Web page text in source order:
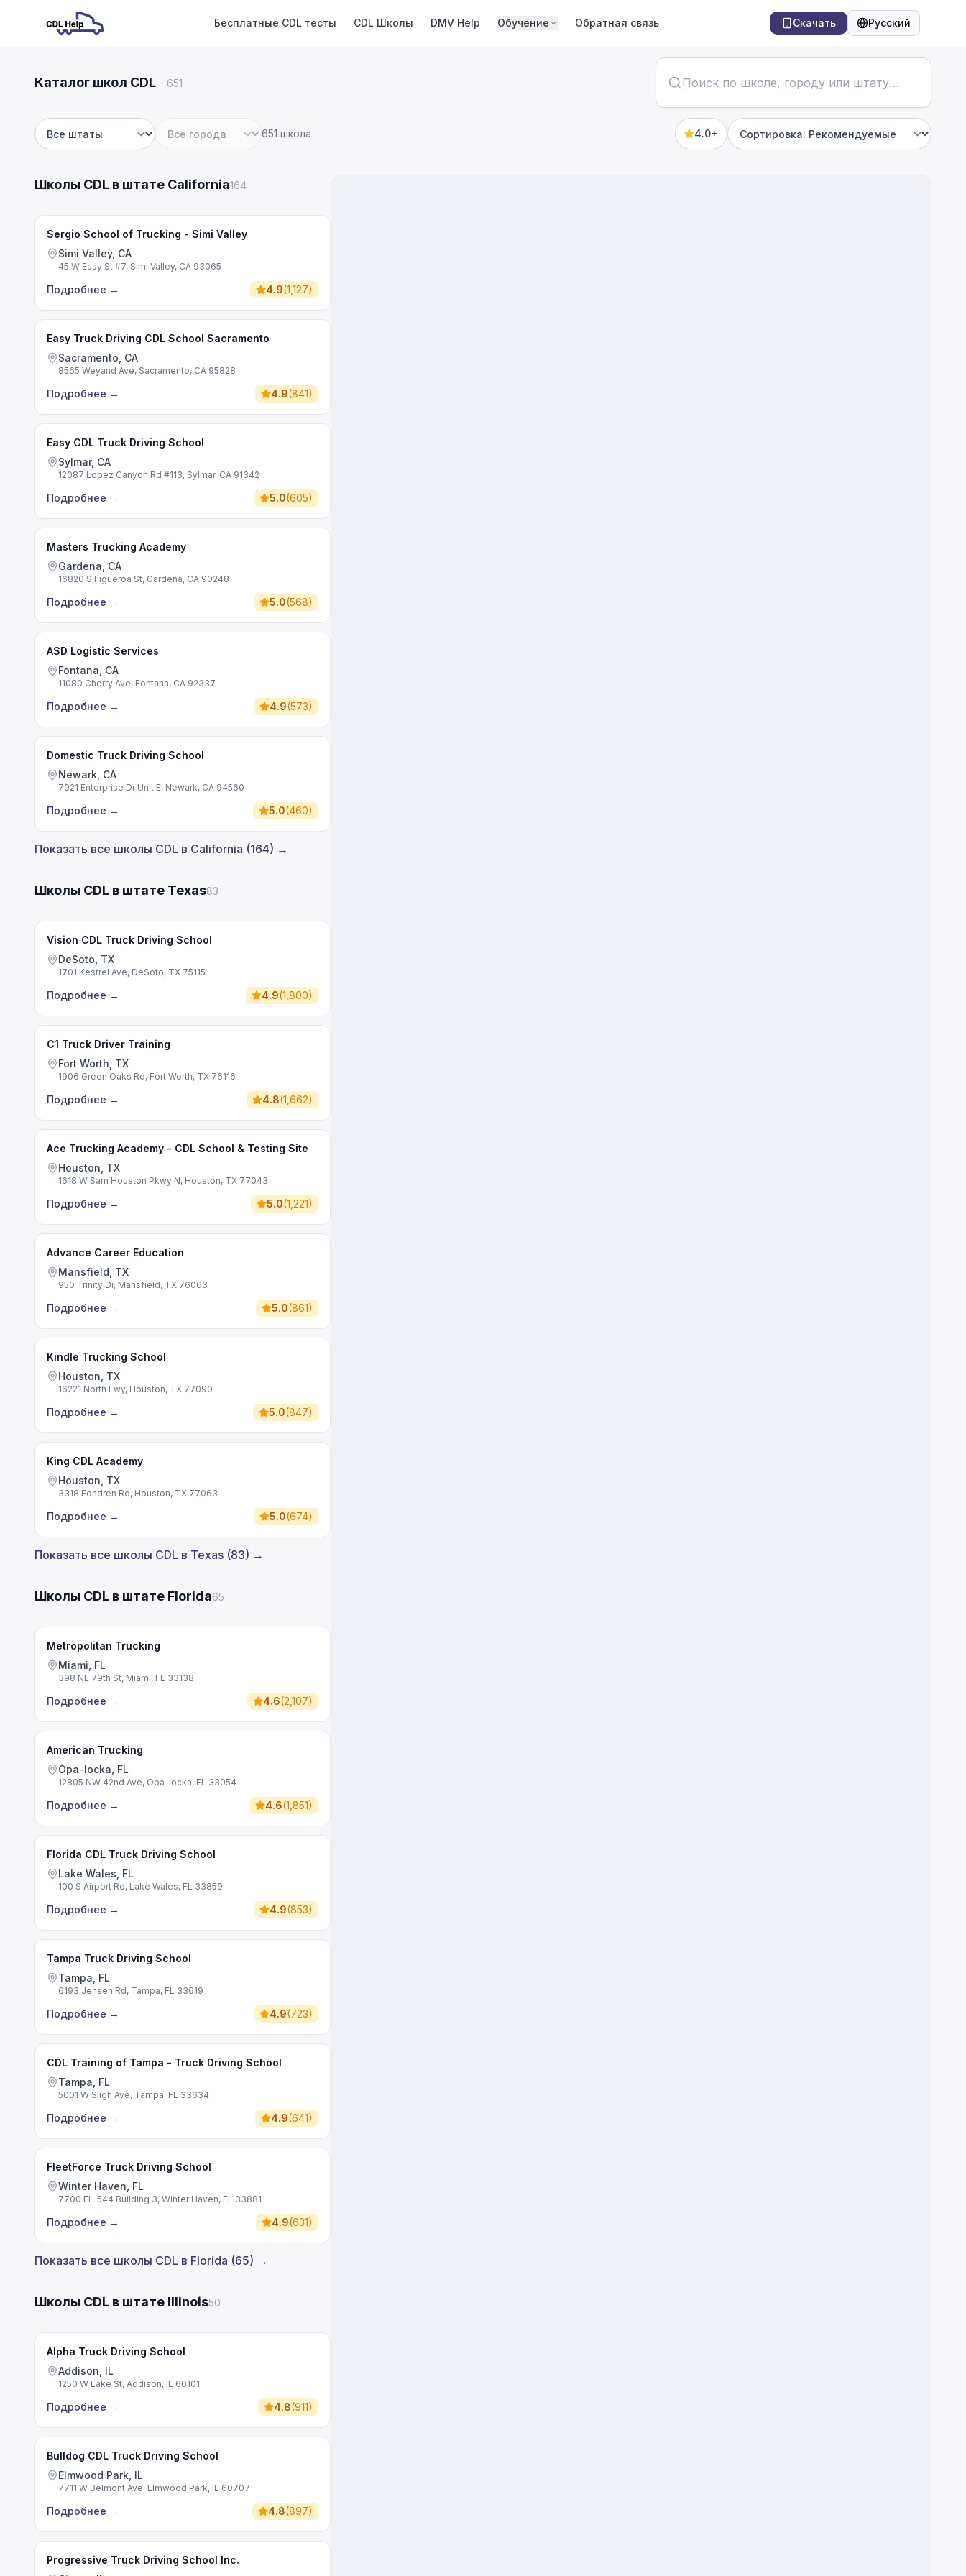
Бесплатные CDL тесты CDL Школы DMV Help Обучение Обратная связь Скачать Русский
Язык
Каталог школ CDL · 651
Штат Город
651 школа 4.0+
Sort by
Школы CDL в штате California164
Sergio School of Trucking - Simi Valley
Simi Valley, CA
45 W Easy St #7, Simi Valley, CA 93065
Подробнее → 4.9(1,127)
Easy Truck Driving CDL School Sacramento
Sacramento, CA
8565 Weyand Ave, Sacramento, CA 95828
Подробнее → 4.9(841)
Easy CDL Truck Driving School
Sylmar, CA
12087 Lopez Canyon Rd #113, Sylmar, CA 91342
Подробнее → 5.0(605)
Masters Trucking Academy
Gardena, CA
16820 S Figueroa St, Gardena, CA 90248
Подробнее → 5.0(568)
ASD Logistic Services
Fontana, CA
11080 Cherry Ave, Fontana, CA 92337
Подробнее → 4.9(573)
Domestic Truck Driving School
Newark, CA
7921 Enterprise Dr Unit E, Newark, CA 94560
Подробнее → 5.0(460)
Показать все школы CDL в California (164) →
Школы CDL в штате Texas83
Vision CDL Truck Driving School
DeSoto, TX
1701 Kestrel Ave, DeSoto, TX 75115
Подробнее → 4.9(1,800)
C1 Truck Driver Training
Fort Worth, TX
1906 Green Oaks Rd, Fort Worth, TX 76116
Подробнее → 4.8(1,662)
Ace Trucking Academy - CDL School & Testing Site
Houston, TX
1618 W Sam Houston Pkwy N, Houston, TX 77043
Подробнее → 5.0(1,221)
Advance Career Education
Mansfield, TX
950 Trinity Dr, Mansfield, TX 76063
Подробнее → 5.0(861)
Kindle Trucking School
Houston, TX
16221 North Fwy, Houston, TX 77090
Подробнее → 5.0(847)
King CDL Academy
Houston, TX
3318 Fondren Rd, Houston, TX 77063
Подробнее → 5.0(674)
Показать все школы CDL в Texas (83) →
Школы CDL в штате Florida65
Metropolitan Trucking
Miami, FL
398 NE 79th St, Miami, FL 33138
Подробнее → 4.6(2,107)
American Trucking
Opa-locka, FL
12805 NW 42nd Ave, Opa-locka, FL 33054
Подробнее → 4.6(1,851)
Florida CDL Truck Driving School
Lake Wales, FL
100 S Airport Rd, Lake Wales, FL 33859
Подробнее → 4.9(853)
Tampa Truck Driving School
Tampa, FL
6193 Jensen Rd, Tampa, FL 33619
Подробнее → 4.9(723)
CDL Training of Tampa - Truck Driving School
Tampa, FL
5001 W Sligh Ave, Tampa, FL 33634
Подробнее → 4.9(641)
FleetForce Truck Driving School
Winter Haven, FL
7700 FL-544 Building 3, Winter Haven, FL 33881
Подробнее → 4.9(631)
Показать все школы CDL в Florida (65) →
Школы CDL в штате Illinois50
Alpha Truck Driving School
Addison, IL
1250 W Lake St, Addison, IL 60101
Подробнее → 4.8(911)
Bulldog CDL Truck Driving School
Elmwood Park, IL
7711 W Belmont Ave, Elmwood Park, IL 60707
Подробнее → 4.8(897)
Progressive Truck Driving School Inc.